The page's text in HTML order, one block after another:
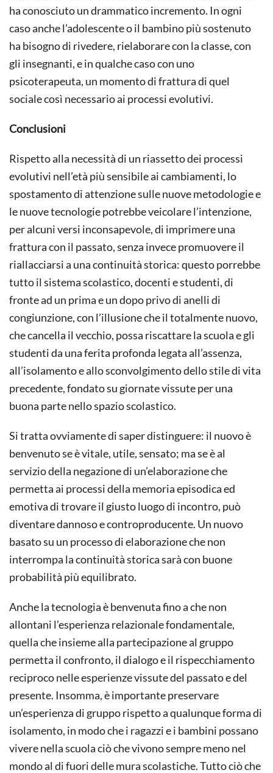
ha conosciuto un drammatico incremento. In ogni
caso anche l’adolescente o il bambino più sostenuto
ha bisogno di rivedere, rielaborare con la classe, con
gli insegnanti, e in qualche caso con uno
psicoterapeuta, un momento di frattura di quel
sociale così necessario ai processi evolutivi.
Conclusioni
Rispetto alla necessità di un riassetto dei processi
evolutivi nell’età più sensibile ai cambiamenti, lo
spostamento di attenzione sulle nuove metodologie e
le nuove tecnologie potrebbe veicolare l’intenzione,
per alcuni versi inconsapevole, di imprimere una
frattura con il passato, senza invece promuovere il
riallacciarsi a una continuità storica: questo porrebbe
tutto il sistema scolastico, docenti e studenti, di
fronte ad un prima e un dopo privo di anelli di
congiunzione, con l’illusione che il totalmente nuovo,
che cancella il vecchio, possa riscattare la scuola e gli
studenti da una ferita profonda legata all’assenza,
all’isolamento e allo sconvolgimento dello stile di vita
precedente, fondato su giornate vissute per una
buona parte nello spazio scolastico.
Si tratta ovviamente di saper distinguere: il nuovo è
benvenuto se è vitale, utile, sensato; ma se è al
servizio della negazione di un’elaborazione che
permetta ai processi della memoria episodica ed
emotiva di trovare il giusto luogo di incontro, può
diventare dannoso e controproducente. Un nuovo
basato su un processo di elaborazione che non
interrompa la continuità storica sarà con buone
probabilità più equilibrato.
Anche la tecnologia è benvenuta fino a che non
allontani l’esperienza relazionale fondamentale,
quella che insieme alla partecipazione al gruppo
permetta il confronto, il dialogo e il rispecchiamento
reciproco nelle esperienze vissute del passato e del
presente. Insomma, è importante preservare
un’esperienza di gruppo rispetto a qualunque forma di
isolamento, in modo che i ragazzi e i bambini possano
vivere nella scuola ciò che vivono sempre meno nel
mondo al di fuori delle mura scolastiche. Tutto ciò che